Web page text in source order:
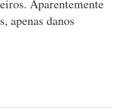
Aparentemente
apenas danos